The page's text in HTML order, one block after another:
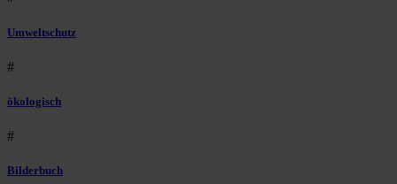
Umweltschutz
#
ökologisch
#
Bilderbuch